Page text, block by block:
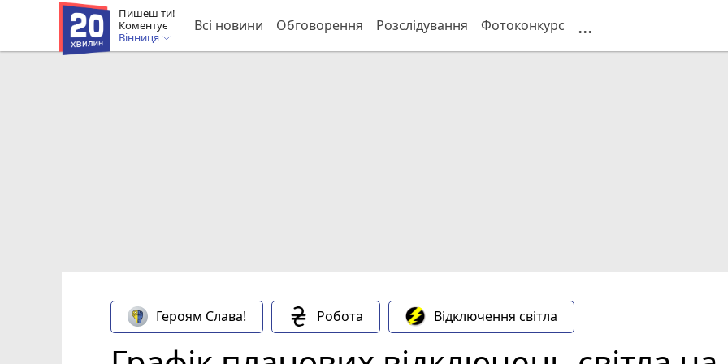
Пишеш ти!
Коментує
Вінниця
Всі новини Обговорення Розслідування Фотоконкурс ...
Героям Слава! Робота Відключення світла